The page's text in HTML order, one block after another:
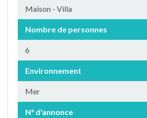
Maison - Villa
Nombre de personnes
6
Environnement
Mer
N° d'annonce